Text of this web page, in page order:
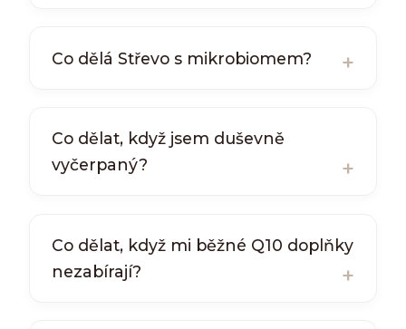
Co dělá Střevo s mikrobiomem?
Co dělat, když jsem duševně
vyčerpaný?
Co dělat, když mi běžné Q10 doplňky
nezabírají?